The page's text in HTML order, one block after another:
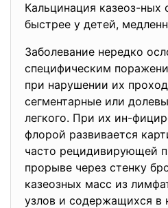
Кальцинация казеоз-ных
быстрее у детей,
Заболевание нередко
специфическим
при нарушении их
сегментарные или
легкого. При их ин-
флорой развивается
часто рецидивирующей
прорыве через стенку
казеозных масс из
узлов и содержащихся